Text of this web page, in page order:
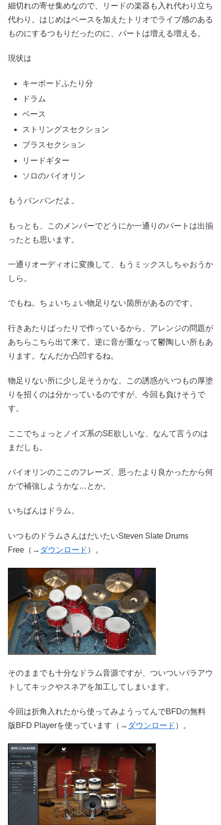
細切れの寄せ集めなので、リードの楽器も入れ代わり立ち
代わり。はじめはベースを加えたトリオでライブ感のある
ものにするつもりだったのに、パートは増える増える。
現状は
キーボードふたり分
ドラム
ベース
ストリングスセクション
ブラスセクション
リードギター
ソロのバイオリン
もうパンパンだよ。
もっとも、このメンバーでどうにか一通りのパートは出揃
ったとも思います。
一通りオーディオに変換して、もうミックスしちゃおうか
しら。
でもね。ちょいちょい物足りない箇所があるのです。
行きあたりばったりで作っているから、アレンジの問題が
あちらこちら出て来て。逆に音が重なって鬱陶しい所もあ
ります。なんだか凸凹するね。
物足りない所に少し足そうかな。この誘惑がいつもの厚塗
りを招くのは分かっているのですが、今回も負けそうで
す。
ここでちょっとノイズ系のSE欲しいな、なんて言うのは
まだしも。
バイオリンのここのフレーズ、思ったより良かったから何
かで補強しようかな…とか。
いちばんはドラム。
いつものドラムさんはだいたいSteven Slate Drums
Free（→ ダウンロード ）。
そのままでも十分なドラム音源ですが、ついついパラアウ
トしてキックやスネアを加工してしまいます。
今回は折角入れたから使ってみようってんでBFDの無料
版BFD Playerを使っています（→ ダウンロード ）。